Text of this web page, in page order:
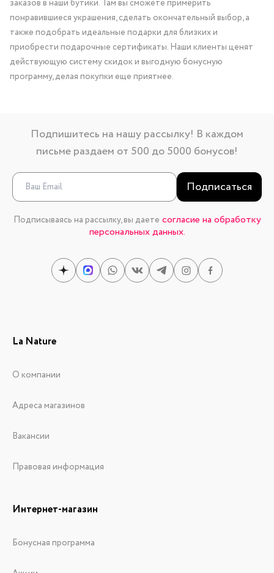
заказов в наши бутики. Там вы сможете примерить
понравившиеся украшения, сделать окончательный выбор, а
также подобрать идеальные подарки для близких и
приобрести подарочные сертификаты. Наши клиенты ценят
действующую систему скидок и выгодную бонусную
программу, делая покупки еще приятнее.
Подпишитесь на нашу рассылку! В каждом
письме раздаем от 500 до 5000 бонусов!
Подписаться
Подписываясь на рассылку, вы даете согласие на обработку
персональных данных.
La Nature
О компании
Адреса магазинов
Вакансии
Правовая информация
Интернет-магазин
Бонусная программа